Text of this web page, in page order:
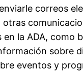
correos
en la ADA, como
sobre
eventos y